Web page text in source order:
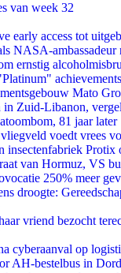
van week 32
early access tot
NASA-ambassadeur
ernstig
Mato
Zuid-Libanon,
81 jaar later
voedt vrees
Protix
van Hormuz, VS
250% meer
droogte:
vriend bezocht
cyberaanval op
AH-bestelbus in